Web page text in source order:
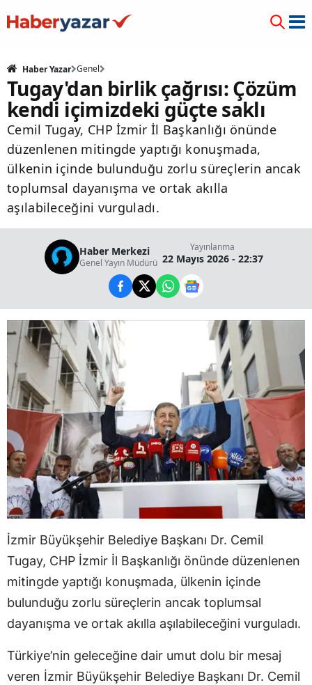
Haber Yazar Genel
Tugay'dan birlik çağrısı: Çözüm
kendi içimizdeki güçte saklı
Cemil Tugay, CHP İzmir İl Başkanlığı önünde
düzenlenen mitingde yaptığı konuşmada,
ülkenin içinde bulunduğu zorlu süreçlerin ancak
toplumsal dayanışma ve ortak akılla
aşılabileceğini vurguladı.
Haber Merkezi
Genel Yayın Müdürü
Yayınlanma
22 Mayıs 2026 - 22:37
İzmir Büyükşehir Belediye Başkanı Dr. Cemil
Tugay, CHP İzmir İl Başkanlığı önünde düzenlenen
mitingde yaptığı konuşmada, ülkenin içinde
bulunduğu zorlu süreçlerin ancak toplumsal
dayanışma ve ortak akılla aşılabileceğini vurguladı.
Türkiye’nin geleceğine dair umut dolu bir mesaj
veren İzmir Büyükşehir Belediye Başkanı Dr. Cemil